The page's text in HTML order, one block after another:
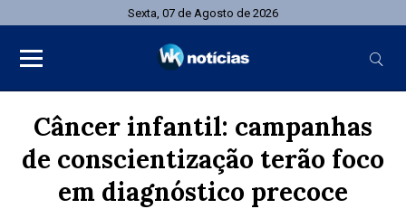
Sexta, 07 de Agosto de 2026
Câncer infantil: campanhas
de conscientização terão foco
em diagnóstico precoce